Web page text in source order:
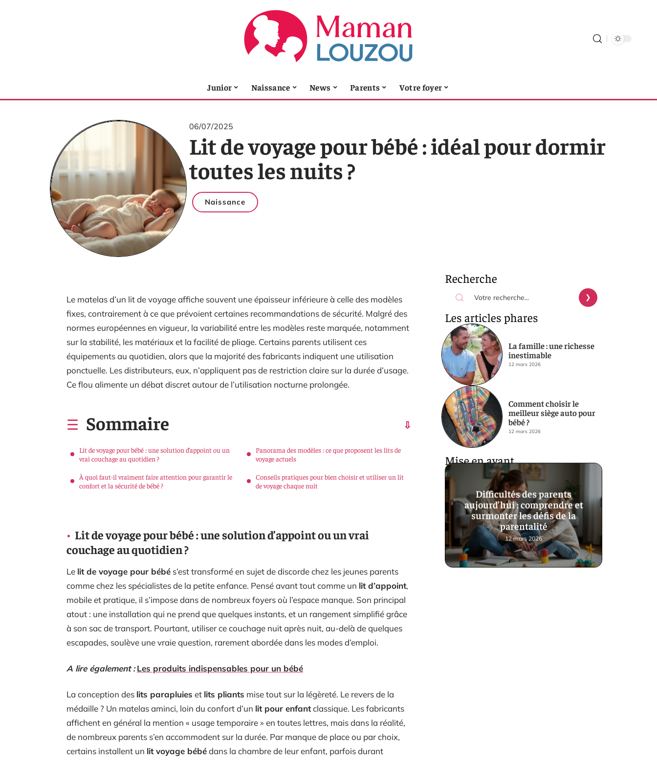
Junior Naissance News Parents Votre foyer
06/07/2025
Lit de voyage pour bébé : idéal pour dormir
toutes les nuits ?
Naissance
Le matelas d’un lit de voyage affiche souvent une épaisseur inférieure à celle des modèles
fixes, contrairement à ce que prévoient certaines recommandations de sécurité. Malgré des
normes européennes en vigueur, la variabilité entre les modèles reste marquée, notamment
sur la stabilité, les matériaux et la facilité de pliage. Certains parents utilisent ces
équipements au quotidien, alors que la majorité des fabricants indiquent une utilisation
ponctuelle. Les distributeurs, eux, n’appliquent pas de restriction claire sur la durée d’usage.
Ce flou alimente un débat discret autour de l’utilisation nocturne prolongée.
Sommaire
Lit de voyage pour bébé : une solution d’appoint ou un
vrai couchage au quotidien ?
À quoi faut-il vraiment faire attention pour garantir le
confort et la sécurité de bébé ?
Panorama des modèles : ce que proposent les lits de
voyage actuels
Conseils pratiques pour bien choisir et utiliser un lit
de voyage chaque nuit
Lit de voyage pour bébé : une solution d’appoint ou un vrai
couchage au quotidien ?
Le lit de voyage pour bébé s’est transformé en sujet de discorde chez les jeunes parents
comme chez les spécialistes de la petite enfance. Pensé avant tout comme un lit d’appoint,
mobile et pratique, il s’impose dans de nombreux foyers où l’espace manque. Son principal
atout : une installation qui ne prend que quelques instants, et un rangement simplifié grâce
à son sac de transport. Pourtant, utiliser ce couchage nuit après nuit, au-delà de quelques
escapades, soulève une vraie question, rarement abordée dans les modes d’emploi.
A lire également : Les produits indispensables pour un bébé
La conception des lits parapluies et lits pliants mise tout sur la légèreté. Le revers de la
médaille ? Un matelas aminci, loin du confort d’un lit pour enfantclassique. Les fabricants
affichent en général la mention « usage temporaire » en toutes lettres, mais dans la réalité,
de nombreux parents s’en accommodent sur la durée. Par manque de place ou par choix,
certains installent un lit voyage bébédans la chambre de leur enfant, parfois durant
Recherche
Les articles phares
La famille : une richesse
inestimable
12 mars 2026
Comment choisir le
meilleur siège auto pour
bébé ?
12 mars 2026
Mise en avant
Difficultés des parents
aujourd’hui : comprendre et
surmonter les défis de la
parentalité
12 mars 2026